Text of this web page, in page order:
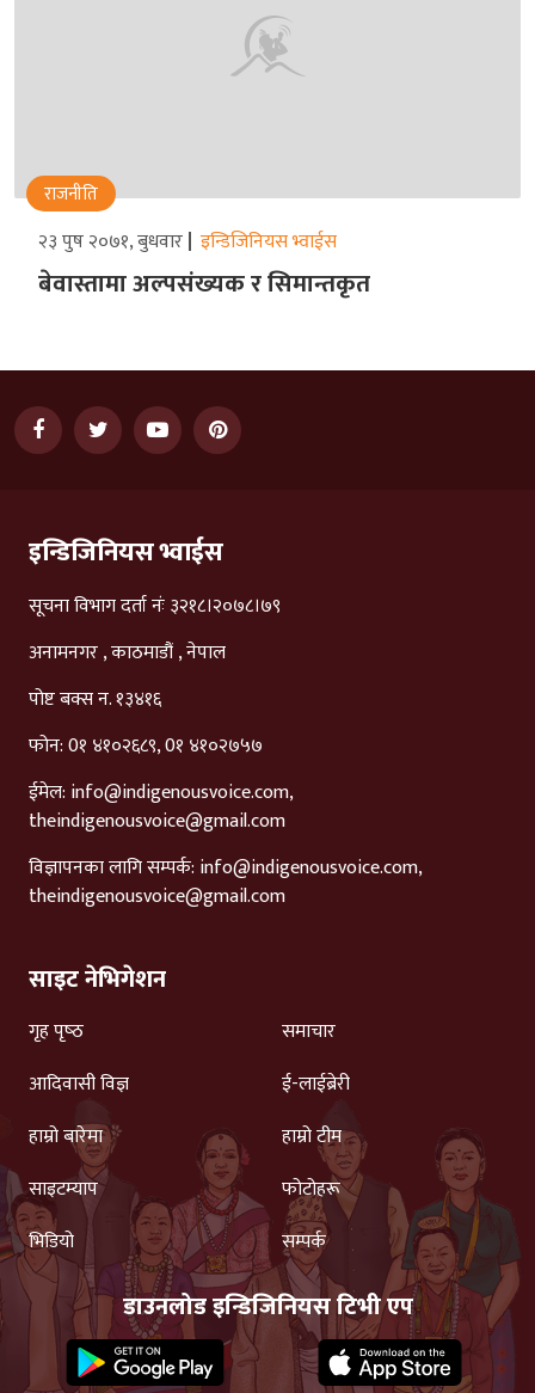
राजनीति
२३ पुष २०७१, बुधवार इन्डिजिनियस भ्वाईस
बेवास्तामा अल्पसंख्यक र सिमान्तकृत
इन्डिजिनियस भ्वाईस
सूचना विभाग दर्ता नंः ३२१८।२०७८।७९
अनामनगर , काठमाडौं , नेपाल
पोष्ट बक्स न. १३४१६
फोन: 0१ ४१०२६८९, 0१ ४१०२७५७
ईमेल: info@indigenousvoice.com,
theindigenousvoice@gmail.com
विज्ञापनका लागि सम्पर्क: info@indigenousvoice.com,
theindigenousvoice@gmail.com
साइट नेभिगेशन
गृह पृष्‍ठ
समाचार
आदिवासी विज्ञ
ई-लाईब्रेरी
हाम्रो बारेमा
हाम्रो टीम
साइटम्याप
फोटोहरू
भिडियो
सम्पर्क
डाउनलोड इन्डिजिनियस टिभी एप